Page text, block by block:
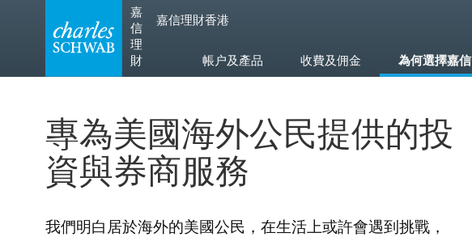
navigation
嘉
信
理
財
嘉信理財香港
帳户及產品 收費及佣金 為何選擇嘉信
專為美國海外公民提供的投
資與券商服務
我們明白居於海外的美國公民，在生活上或許會遇到挑戰，